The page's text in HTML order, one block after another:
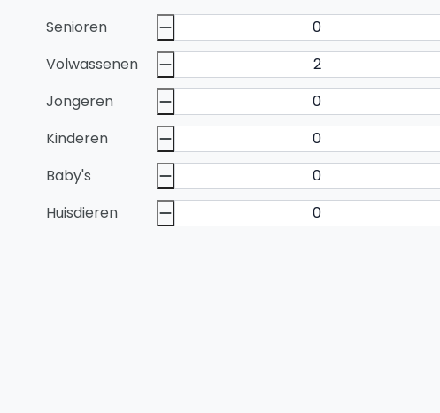
Senioren
Volwassenen
Jongeren
Kinderen
Baby's
Huisdieren